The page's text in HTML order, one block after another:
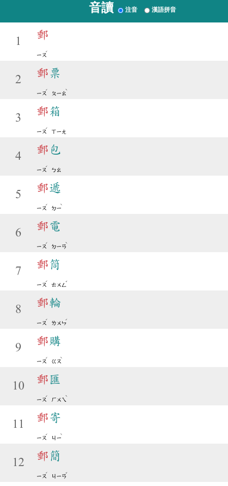
音讀 注音 漢語拼音
1
郵
ㄧㄡ
ˊ
2
郵 票
ㄧㄡ
ˊ
ㄆㄧㄠ
ˋ
3
郵箱
ㄧㄡ
ˊ
ㄒㄧㄤ
4
郵 包
ㄧㄡ
ˊ
ㄅㄠ
5
郵遞
ㄧㄡ
ˊ
ㄉㄧ
ˋ
6
郵 電
ㄧㄡ
ˊ
ㄉㄧㄢ
ˋ
7
郵 筒
ㄧㄡ
ˊ
ㄊㄨㄥ
ˇ
8
郵輪
ㄧㄡ
ˊ
ㄌㄨㄣ
ˊ
9
郵購
ㄧㄡ
ˊ
ㄍㄡ
ˋ
10
郵 匯
ㄧㄡ
ˊ
ㄏㄨㄟ
ˋ
11
郵 寄
ㄧㄡ
ˊ
ㄐㄧ
ˋ
12
郵 簡
ㄧㄡ
ˊ
ㄐㄧㄢ
ˇ